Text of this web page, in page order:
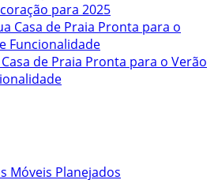
para 2025
de Praia Pronta para o Verão